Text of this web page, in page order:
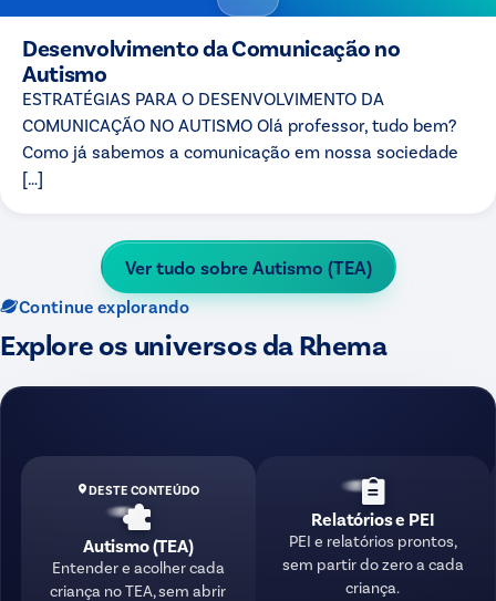
Desenvolvimento da Comunicação no
Autismo
ESTRATÉGIAS PARA O DESENVOLVIMENTO DA
COMUNICAÇÃO NO AUTISMO Olá professor, tudo bem?
Como já sabemos a comunicação em nossa sociedade
[…]
Ver tudo sobre Autismo (TEA)
Continue explorando
Explore os universos da Rhema
DESTE CONTEÚDO
Autismo (TEA)
Entender e acolher cada
criança no TEA, sem abrir
Relatórios e PEI
PEI e relatórios prontos,
sem partir do zero a cada
criança.